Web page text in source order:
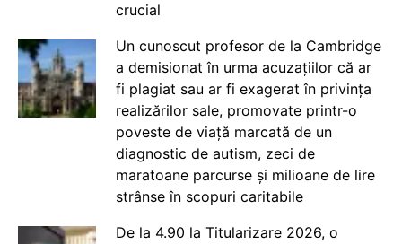
crucial
Un cunoscut profesor de la Cambridge
a demisionat în urma acuzațiilor că ar
fi plagiat sau ar fi exagerat în privința
realizărilor sale, promovate printr-o
poveste de viață marcată de un
diagnostic de autism, zeci de
maratoane parcurse și milioane de lire
strânse în scopuri caritabile
De la 4.90 la Titularizare 2026, o